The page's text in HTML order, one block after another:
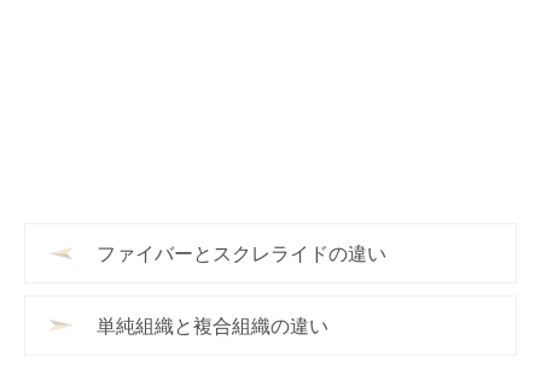
ファイバーとスクレライドの違い
単純組織と複合組織の違い